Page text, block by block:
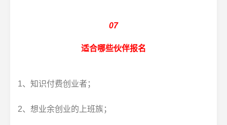
07
适合哪些伙伴报名
1、知识付费创业者；
2、想业余创业的上班族；